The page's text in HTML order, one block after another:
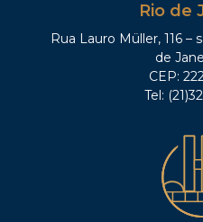
Rio de
Rua Lauro Müller, 116 –
de
CEP:
Tel: